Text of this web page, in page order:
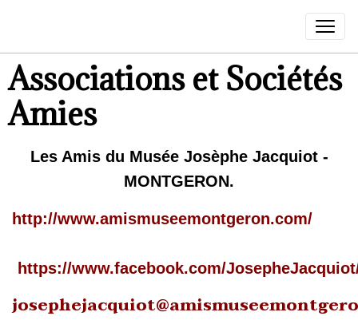
Associations et Sociétés
Amies
Les Amis du Musée Josèphe Jacquiot -
MONTGERON.
http://www.amismuseemontgeron.com/
https://www.facebook.com/